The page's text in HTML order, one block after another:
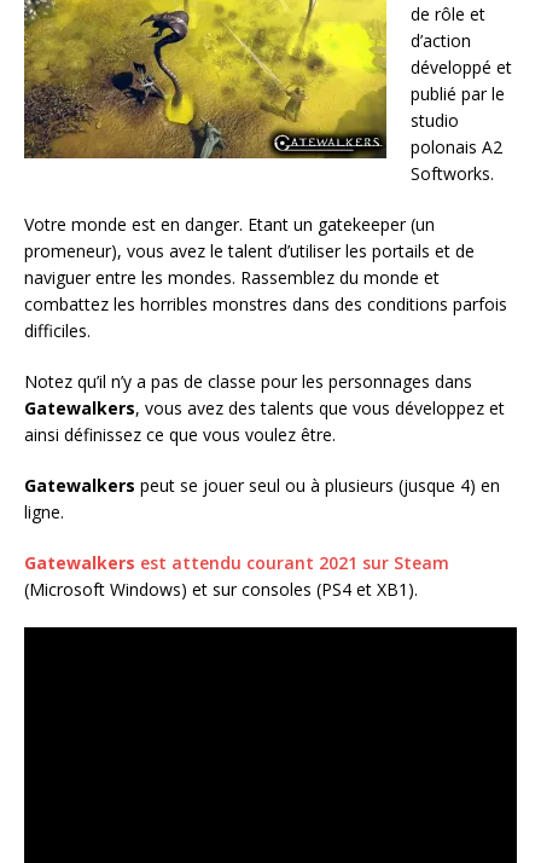
de rôle et
d’action
développé et
publié par le
studio
polonais A2
Softworks.
Votre monde est en danger. Etant un gatekeeper (un
promeneur), vous avez le talent d’utiliser les portails et de
naviguer entre les mondes. Rassemblez du monde et
combattez les horribles monstres dans des conditions parfois
difficiles.
Notez qu’il n’y a pas de classe pour les personnages dans
Gatewalkers, vous avez des talents que vous développez et
ainsi définissez ce que vous voulez être.
Gatewalkers peut se jouer seul ou à plusieurs (jusque 4) en
ligne.
Gatewalkers est attendu courant 2021 sur Steam
(Microsoft Windows) et sur consoles (PS4 et XB1).